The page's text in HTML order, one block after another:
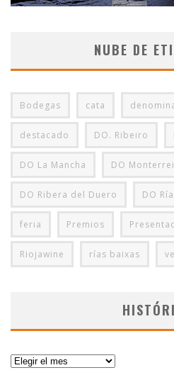
NUBE DE
Bodegas cata
destacado DO. Ribeiro
DO La Mancha DO Monterrei
DO Ribera del Duero DO
feria Premios
Riojawine rías baixas
Histórico